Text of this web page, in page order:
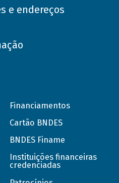
e endereços
Financiamentos
Cartão BNDES
BNDES Finame
Instituições financeiras
credenciadas